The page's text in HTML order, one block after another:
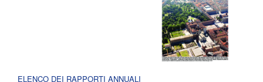
ELENCO DEI RAPPORTI ANNUALI